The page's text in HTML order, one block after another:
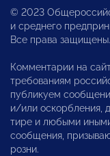
© 2023
и среднего
Все права защищены.
Комментарии на
требованиям
публикуем
и/или оскорбления,
тире и любыми
сообщения,
розни.